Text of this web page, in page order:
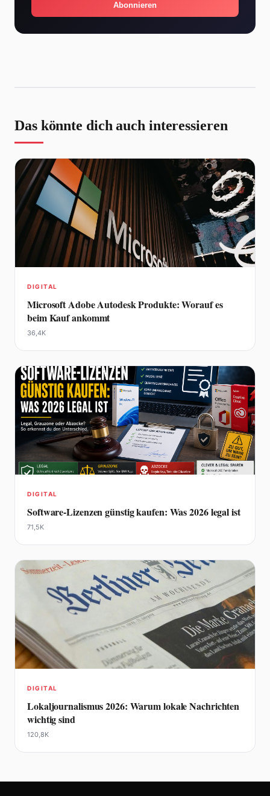
Abonnieren
Das könnte dich auch interessieren
DIGITAL
Microsoft Adobe Autodesk Produkte: Worauf es
beim Kauf ankommt
36,4K
DIGITAL
Software-Lizenzen günstig kaufen: Was 2026 legal ist
71,5K
DIGITAL
Lokaljournalismus 2026: Warum lokale Nachrichten
wichtig sind
120,8K